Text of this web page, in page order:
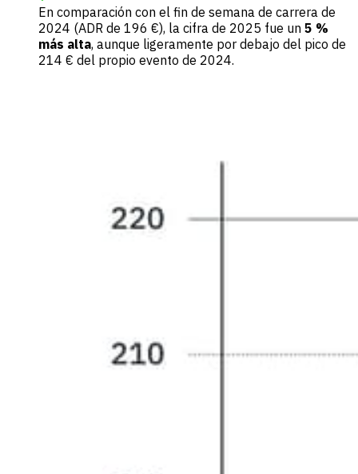
En comparación con el fin de semana de carrera de
2024 (ADR de 196 €), la cifra de 2025 fue un 5 %
más alta, aunque ligeramente por debajo del pico de
214 € del propio evento de 2024.